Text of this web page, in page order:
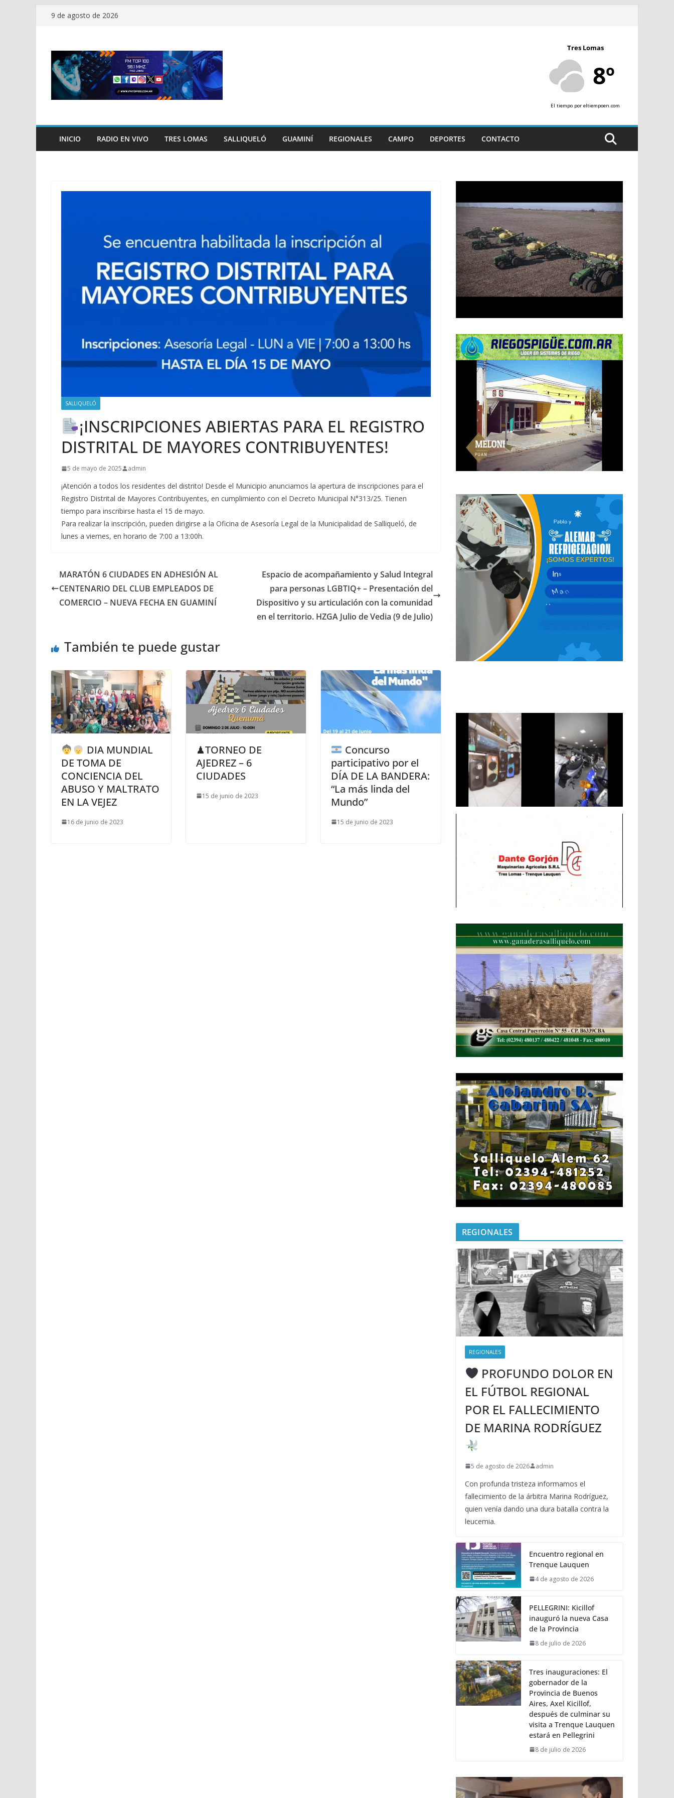
Saltar9 de agosto de 2026
Tres Lomas
8º
El tiempo por eltiempoen.com
INICIO RADIO EN VIVO TRES LOMAS SALLIQUELÓ GUAMINÍ REGIONALES CAMPO DEPORTES CONTACTO
SALLIQUELÓ
¡INSCRIPCIONES ABIERTAS PARA EL REGISTRO
DISTRITAL DE MAYORES CONTRIBUYENTES!
5 de mayo de 2025 admin
¡Atención a todos los residentes del distrito! Desde el Municipio anunciamos la apertura de inscripciones para el
Registro Distrital de Mayores Contribuyentes, en cumplimiento con el Decreto Municipal N°313/25. Tienen
tiempo para inscribirse hasta el 15 de mayo.
Para realizar la inscripción, pueden dirigirse a la Oficina de Asesoría Legal de la Municipalidad de Salliqueló, de
lunes a viernes, en horario de 7:00 a 13:00h.
MARATÓN 6 CIUDADES EN ADHESIÓN AL
CENTENARIO DEL CLUB EMPLEADOS DE
COMERCIO – NUEVA FECHA EN GUAMINÍ
Espacio de acompañamiento y Salud Integral
para personas LGBTIQ+ – Presentación del
Dispositivo y su articulación con la comunidad
en el territorio. HZGA Julio de Vedia (9 de Julio)
También te puede gustar
DIA MUNDIAL
DE TOMA DE
CONCIENCIA DEL
ABUSO Y MALTRATO
EN LA VEJEZ
16 de junio de 2023
♟TORNEO DE
AJEDREZ – 6
CIUDADES
15 de junio de 2023
Concurso
participativo por el
DÍA DE LA BANDERA:
“La más linda del
Mundo”
15 de junio de 2023
REGIONALES
REGIONALES
PROFUNDO DOLOR EN
EL FÚTBOL REGIONAL
POR EL FALLECIMIENTO
DE MARINA RODRÍGUEZ
5 de agosto de 2026 admin
Con profunda tristeza informamos el
fallecimiento de la árbitra Marina Rodríguez,
quien venía dando una dura batalla contra la
leucemia.
Encuentro regional en
Trenque Lauquen
4 de agosto de 2026
PELLEGRINI: Kicillof
inauguró la nueva Casa
de la Provincia
8 de julio de 2026
Tres inauguraciones: El
gobernador de la
Provincia de Buenos
Aires, Axel Kicillof,
después de culminar su
visita a Trenque Lauquen
estará en Pellegrini
8 de julio de 2026